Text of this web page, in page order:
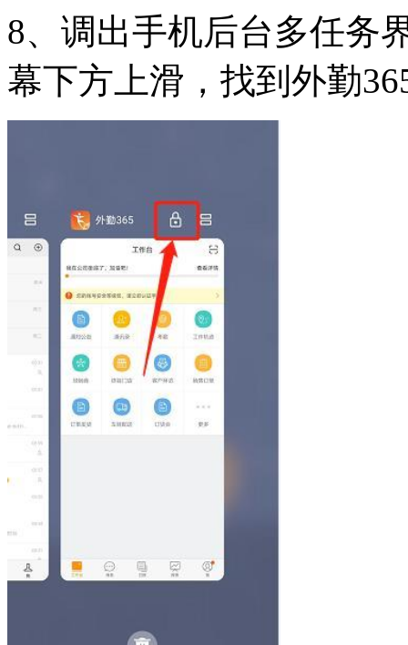
8、调出手机后台多任务
幕下方上滑，找到外勤